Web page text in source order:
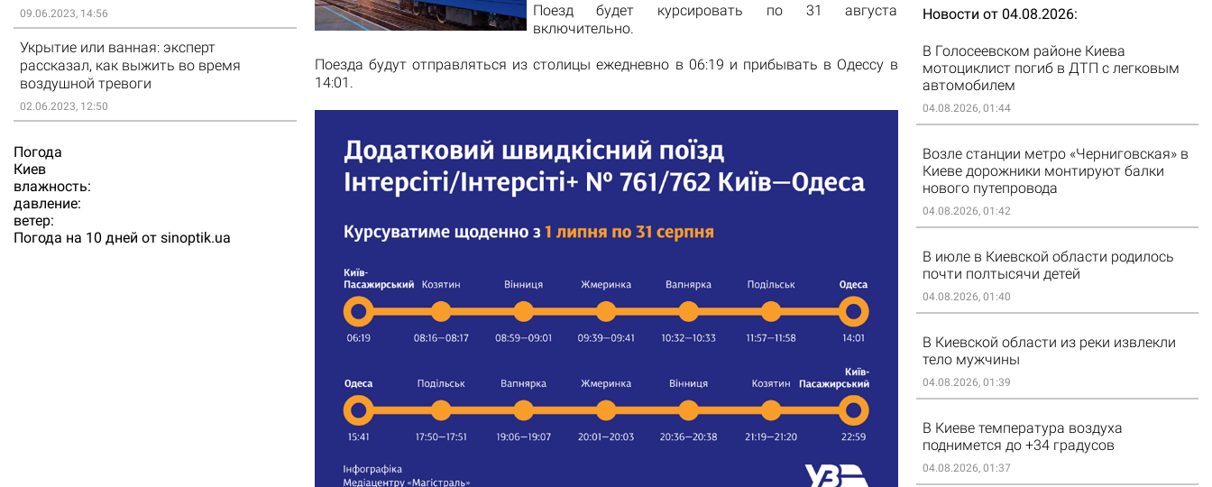
09.06.2023, 14:56
Укрытие или ванная: эксперт
рассказал, как выжить во время
воздушной тревоги
02.06.2023, 12:50
Погода
Киев
влажность:
давление:
ветер:
Погода на 10 дней от sinoptik.ua
Поезд будет курсировать по 31 августа
включительно.
Поезда будут отправляться из столицы ежедневно в 06:19 и прибывать в Одессу в
14:01.
Новости от 04.08.2026
В Голосеевском районе Киева
мотоциклист погиб в ДТП с легковым
автомобилем
04.08.2026, 01:44
Возле станции метро «Черниговская» в
Киеве дорожники монтируют балки
нового путепровода
04.08.2026, 01:42
В июле в Киевской области родилось
почти полтысячи детей
04.08.2026, 01:40
В Киевской области из реки извлекли
тело мужчины
04.08.2026, 01:39
В Киеве температура воздуха
поднимется до +34 градусов
04.08.2026, 01:37